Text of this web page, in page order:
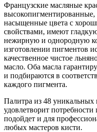
Французские масляные
высокопигментированные,
насыщенные цвета с
свойствами, имеют
нежирную и однородную
изготовлении пигментов
качественное чистое
масло. Оба масла
и подбираются в
каждого пигмента.
Палитра из 48 уникальных
удовлетворит
подойдет и для
любых мастеров кисти.